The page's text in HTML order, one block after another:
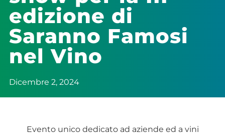
edizione di
Saranno Famosi
nel Vino
Dicembre 2, 2024
Evento unico dedicato ad aziende ed a vini